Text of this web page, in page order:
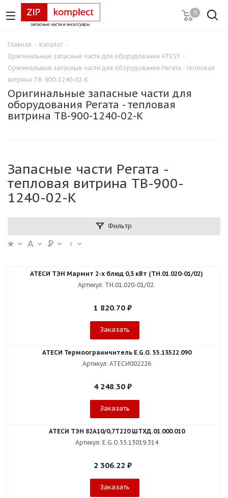
0
Главная - Каталог -
Оригинальные запасные части для оборудования ATESY -
Оригинальные запасные части для оборудования Регата - тепловая
витрина ТВ-900-1240-02-К
Оригинальные запасные части для
оборудования Регата - тепловая
витрина ТВ-900-1240-02-К
Запасные части Регата -
тепловая витрина ТВ-900-
1240-02-К
Фильтр
АТЕСИ ТЭН Мармит 2-х блюд 0,3 кВт (ТН.01.020-01/02)
Артикул: ТН.01.020-01/02.
1 820.70 ₽
Заказать
АТЕСИ Термоограничитель E.G.O. 55.13522.090
Артикул: АТЕСИ002226
4 248.30 ₽
Заказать
АТЕСИ ТЭН 82А10/0,7Т220 ШТХД.01.000.010
Артикул: E.G.O.55.13019.314
2 306.22 ₽
Заказать